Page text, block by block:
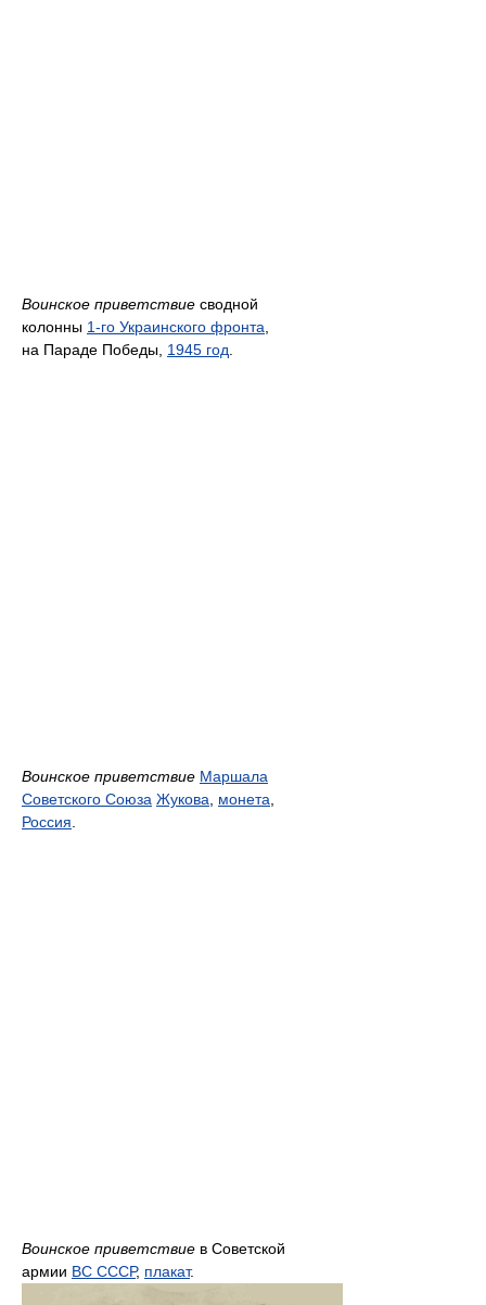
Воинское приветствие сводной
колонны 1-го Украинского фронта,
на Параде Победы, 1945 год.
Воинское приветствие Маршала
Советского Союза Жукова, монета,
Россия.
Воинское приветствие в Советской
армии ВС СССР, плакат.